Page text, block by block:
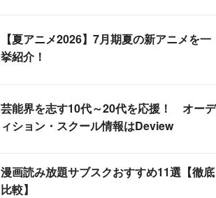
【夏アニメ2026】7月期夏の新アニメを一
挙紹介！
芸能界を志す10代～20代を応援！ オーデ
ィション・スクール情報はDeview
漫画読み放題サブスクおすすめ11選【徹底
比較】